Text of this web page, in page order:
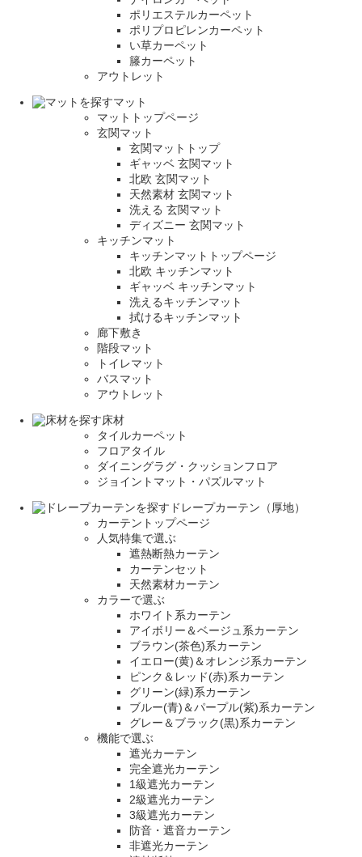
ポリエステルカーペット
ポリプロピレンカーペット
い草カーペット
籐カーペット
アウトレット
マット
マットトップページ
玄関マット
玄関マットトップ
ギャッベ 玄関マット
北欧 玄関マット
天然素材 玄関マット
洗える 玄関マット
ディズニー 玄関マット
キッチンマット
キッチンマットトップページ
北欧 キッチンマット
ギャッベ キッチンマット
洗えるキッチンマット
拭けるキッチンマット
廊下敷き
階段マット
トイレマット
バスマット
アウトレット
床材
タイルカーペット
フロアタイル
ダイニングラグ・クッションフロア
ジョイントマット・パズルマット
ドレープカーテン（厚地）
カーテントップページ
人気特集で選ぶ
遮熱断熱カーテン
カーテンセット
天然素材カーテン
カラーで選ぶ
ホワイト系カーテン
アイボリー＆ベージュ系カーテン
ブラウン(茶色)系カーテン
イエロー(黄)＆オレンジ系カーテン
ピンク＆レッド(赤)系カーテン
グリーン(緑)系カーテン
ブルー(青)＆パープル(紫)系カーテン
グレー＆ブラック(黒)系カーテン
機能で選ぶ
遮光カーテン
完全遮光カーテン
1級遮光カーテン
2級遮光カーテン
3級遮光カーテン
防音・遮音カーテン
非遮光カーテン